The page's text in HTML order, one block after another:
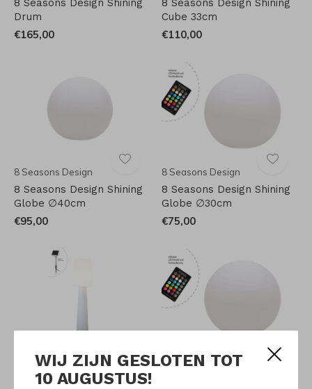
WIJ ZIJN GESLOTEN TOT
10 AUGUSTUS!
8 Seasons Design Shining
Drum
€165,00
8 Seasons Design Shining
Cube 33cm
€110,00
8 Seasons Design
8 Seasons Design Shining
Globe ∅40cm
€95,00
8 Seasons Design
8 Seasons Design Shining
Globe ∅30cm
€75,00
8 Seasons Design
8 Seasons Design No. 1
8 Seasons Design